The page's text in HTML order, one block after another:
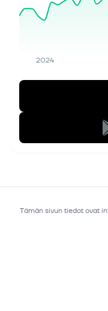
2024
Tämän sivun tiedot ovat